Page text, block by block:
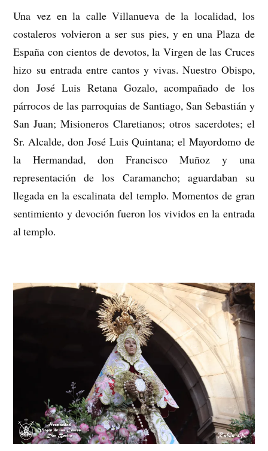
Una vez en la calle Villanueva de la localidad, los
costaleros volvieron a ser sus pies, y en una Plaza de
España con cientos de devotos, la Virgen de las Cruces
hizo su entrada entre cantos y vivas. Nuestro Obispo,
don José Luis Retana Gozalo, acompañado de los
párrocos de las parroquias de Santiago, San Sebastián y
San Juan; Misioneros Claretianos; otros sacerdotes; el
Sr. Alcalde, don José Luis Quintana; el Mayordomo de
la Hermandad, don Francisco Muñoz y una
representación de los Caramancho; aguardaban su
llegada en la escalinata del templo. Momentos de gran
sentimiento y devoción fueron los vividos en la entrada
al templo.